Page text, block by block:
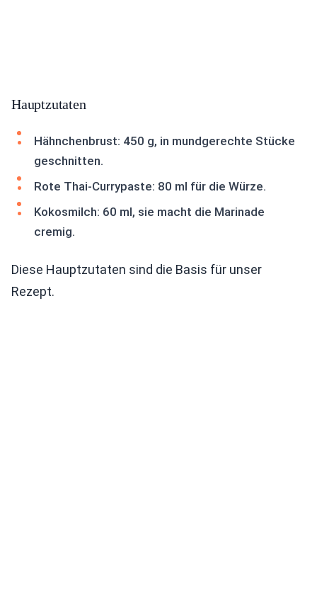
Hauptzutaten
Hähnchenbrust: 450 g, in mundgerechte Stücke
geschnitten.
Rote Thai-Currypaste: 80 ml für die Würze.
Kokosmilch: 60 ml, sie macht die Marinade
cremig.
Diese Hauptzutaten sind die Basis für unser
Rezept.